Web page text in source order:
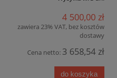
4 500,00 zł
zawiera 23% VAT, bez kosztów
dostawy
Cena netto: 3 658,54 zł
do koszyka